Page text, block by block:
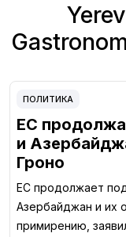
ПОЛИТИКА
ЕС
и
Гроно
ЕС продолжает
Азербайджан и их
примирению,